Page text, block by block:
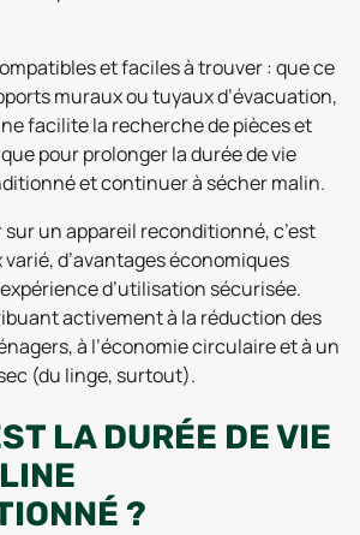
et faciles à trouver : que ce
muraux ou tuyaux d’évacuation,
facilite la recherche de pièces et
pour prolonger la durée de vie
et continuer à sécher malin.
sur un appareil reconditionné, c’est
d’avantages économiques
d’utilisation sécurisée.
activement à la réduction des
à l’économie circulaire et à un
(du linge, surtout).
LA DURÉE DE VIE
?